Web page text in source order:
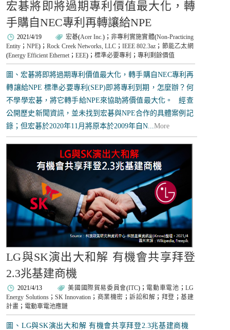
宏碁將即將過期專利價值最大化，轉
手購自NEC專利再轉讓給NPE
2021/4/19 宏碁(Acer Inc.)；非專利實施實體(Non-Practicing
Entity ；NPE)；Rock Creek Networks, LLC ；IEEE 802.3az ； 節能乙太網
(Energy Efficient Ethernet ；EEE)；標準必要專利 ；專利剩餘價值
圖、宏碁將即將過期專利價值最大化，轉手購自NEC專利再
轉讓給NPE 標準必要專利(SEP)即將專利到期，怎麼辦？何
不學學宏碁，將它轉手給NPE來協助將價值最大化。 經查
公開歷史新聞資訊，並未找到宏碁與NPE合作的具體案例記
錄；但宏碁於2020年11月將原本於2009年自N...More
LG與SK演出大和解 有機會共享拜登
2.3兆基建商機
2021/4/13 美國國際貿易委員會(ITC)； 電動車電池 ； LG
Energy Solutions； SK Innovation ； 商業機密 ； 訴訟和解 ； 拜登 ； 基建
計畫 ； 電動車電池應鏈
圖、LG與SK演出大和解 有機會共享拜登2.3兆基建商機